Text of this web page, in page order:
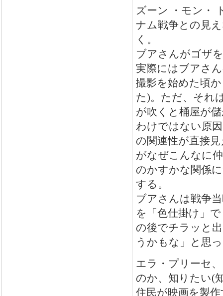
ズーン ・モン・
ナム戦争との見
く。
ブアさんがゴザ
実際にはブアさ
撮影を始めた頃
た)。ただ、それ
が吹くと桶屋が
わけではない原
の関連性が直接
がなぜこんなに
のかすかな関係
する。
ブアさんは戦争
を「色仕掛け」
の後でチラッと
うかもな」と思
エラ・プリーセ
のか、知りたい(
住民が映画を製